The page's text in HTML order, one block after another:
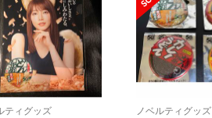
ティグッズ ノベルティグッズ